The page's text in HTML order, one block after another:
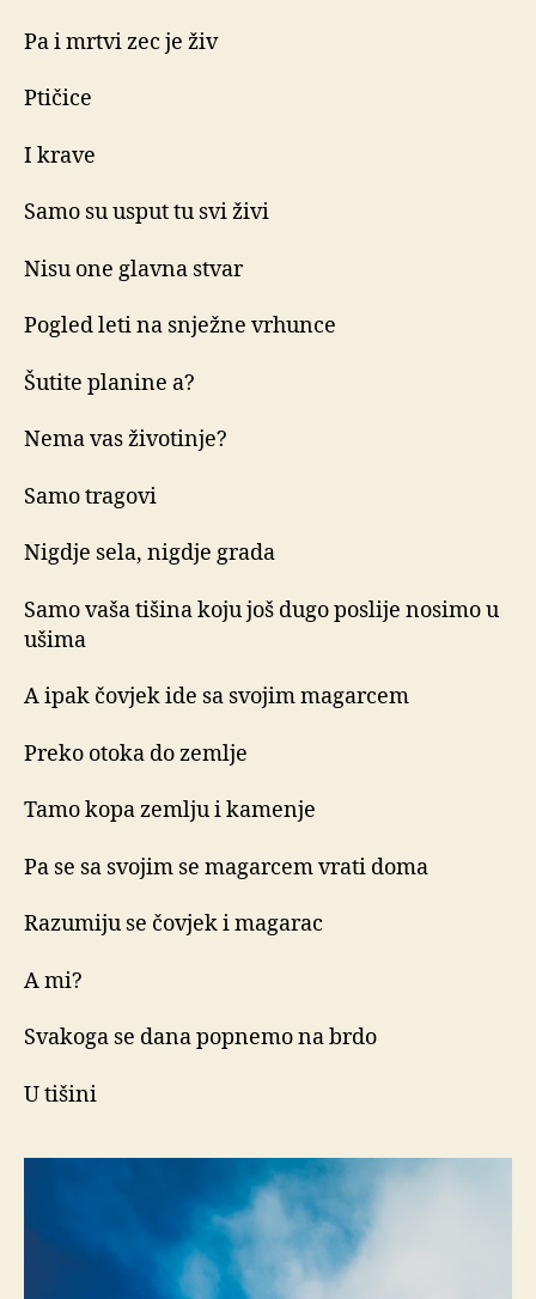
Pa i mrtvi zec je živ
Ptičice
I krave
Samo su usput tu svi živi
Nisu one glavna stvar
Pogled leti na snježne vrhunce
Šutite planine a?
Nema vas životinje?
Samo tragovi
Nigdje sela, nigdje grada
Samo vaša tišina koju još dugo poslije nosimo u
ušima
A ipak čovjek ide sa svojim magarcem
Preko otoka do zemlje
Tamo kopa zemlju i kamenje
Pa se sa svojim se magarcem vrati doma
Razumiju se čovjek i magarac
A mi?
Svakoga se dana popnemo na brdo
U tišini